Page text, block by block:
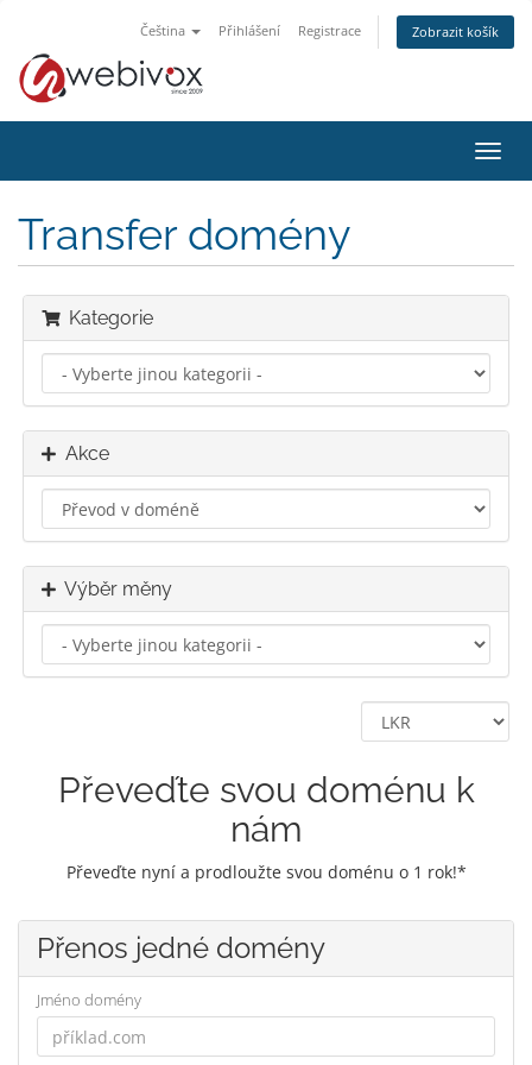
Čeština Přihlášení Registrace Zobrazit košík
Transfer domény
Kategorie
Akce
Výběr měny
Převeďte svou doménu k
nám
Převeďte nyní a prodloužte svou doménu o 1 rok!*
Přenos jedné domény
Jméno domény